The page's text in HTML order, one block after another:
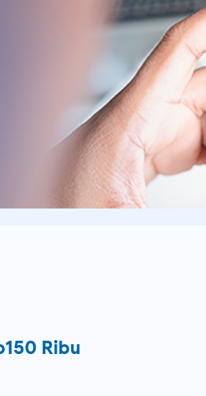
Ribu